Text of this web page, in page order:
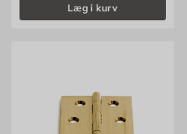
Læg i kurv